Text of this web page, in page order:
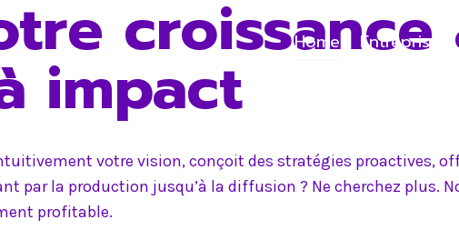
Home Entreprise
croissance
impact
votre vision, conçoit des stratégies proactives,
par la production jusqu’à la diffusion ? Ne cherchez plus.
profitable.